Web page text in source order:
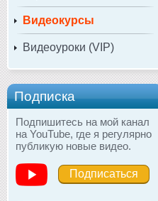
Видеокурсы
Видеоуроки (VIP)
Подписка
Подпишитесь на мой канал
на YouTube, где я регулярно
публикую новые видео.
Подписаться